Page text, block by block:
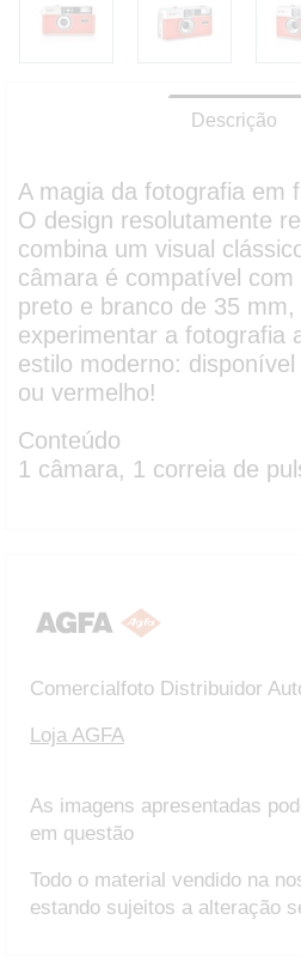
Descrição
A magia da fotografia em
O design resolutamente
combina um visual
câmara é compatível
preto e branco de 35
experimentar a fotografia
estilo moderno:
ou vermelho!
Conteúdo
1 câmara, 1 correia de
Comercialfoto Distribuidor
Loja AGFA
As imagens apresentadas
em questão
Todo o material vendido na
estando sujeitos a alteração